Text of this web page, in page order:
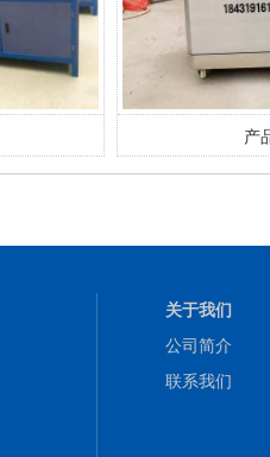
产
关于我们
公司简介
联系我们